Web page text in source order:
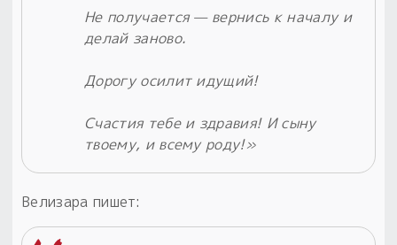
Не получается — вернись к началу и
делай заново.
Дорогу осилит идущий!
Счастия тебе и здравия! И сыну
твоему, и всему роду!»
Велизара пишет: